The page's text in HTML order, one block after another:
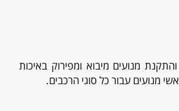
מנועים מיבוא ומפירוק באיכות
מנועים עבור כל סוגי הרכבים.